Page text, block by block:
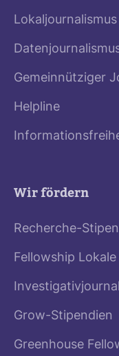
Lokaljournalismus
Gemeinnütziger
Helpline
Wir fördern
Recherche-
Fellowship
Grow-Stipendien
Greenhouse